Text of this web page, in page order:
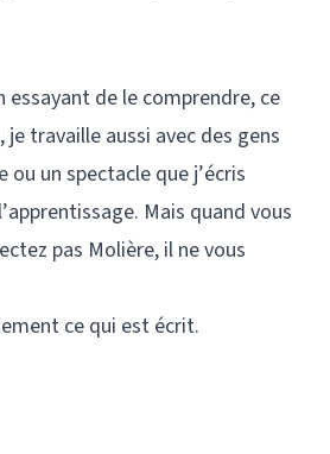
essayant de le comprendre, ce
travaille aussi avec des gens
un spectacle que j’écris
Mais quand vous
pas Molière, il ne vous
ce qui est écrit.